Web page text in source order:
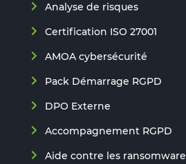
Analyse de risques
Certification ISO 27001
AMOA cybersécurité
Pack Démarrage RGPD
DPO Externe
Accompagnement RGPD
Aide contre les ransomware